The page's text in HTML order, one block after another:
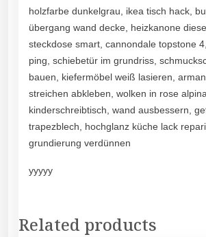
holzfarbe dunkelgrau, ikea tisch hack,
übergang wand decke, heizkanone
steckdose smart, cannondale topstone
ping, schiebetür im grundriss,
bauen, kiefermöbel weiß lasieren,
streichen abkleben, wolken in rose
kinderschreibtisch, wand ausbessern,
trapezblech, hochglanz küche lack
grundierung verdünnen
yyyyy
Related products